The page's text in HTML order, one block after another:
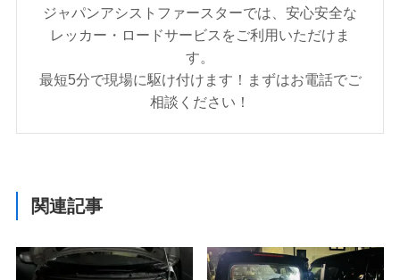
ジャパンアシストファースターでは、安心安全な
レッカー・ロードサービスをご利用いただけま
す。
最短5分で現場に駆け付けます！まずはお電話でご
相談ください！
関連記事